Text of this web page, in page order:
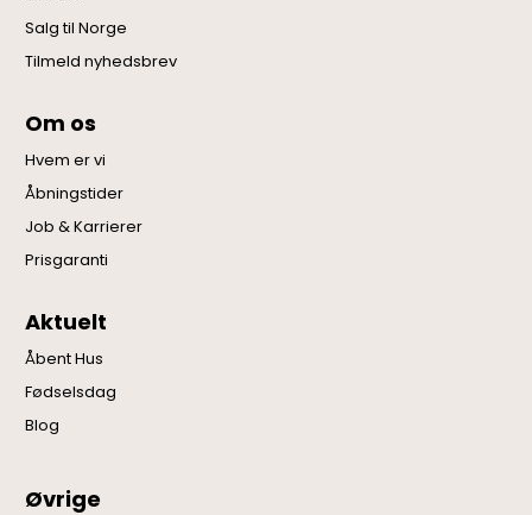
Salg til Norge
Tilmeld nyhedsbrev
Om os
Hvem er vi
Åbningstider
Job & Karrierer
Prisgaranti
Aktuelt
Åbent Hus
Fødselsdag
Blog
Øvrige